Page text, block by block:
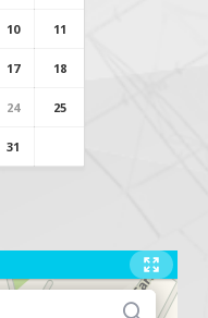
10 11
17 18
24 25
31